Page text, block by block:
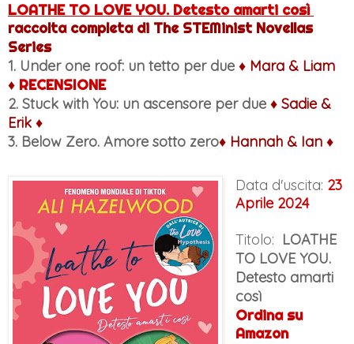
LOATHE TO LOVE YOU. Detesto amarti così
raccolta completa di The STEMinist Novellas
Series
1. Under one roof: un tetto per due ♦ Mara & Liam
♦ RECENSIONE
2. Stuck with You: un ascensore per due ♦ Sadie &
Erik ♦
3. Below Zero. Amore sotto zero♦ Hannah & Ian ♦
Data d'uscita: 23
Aprile 2024
Titolo: LOATHE
TO LOVE YOU.
Detesto amarti
così
Ordina su
Amazon